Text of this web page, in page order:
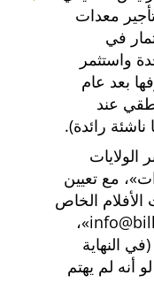
معدات
في
واستثمر
بعد عام
عند
ناشئة رائدة).
، مع تعيين
الأفلام الخاص
،
النهاية
أنه لم يهتم